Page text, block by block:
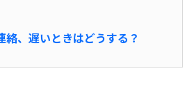
絡、遅いときはどうする？